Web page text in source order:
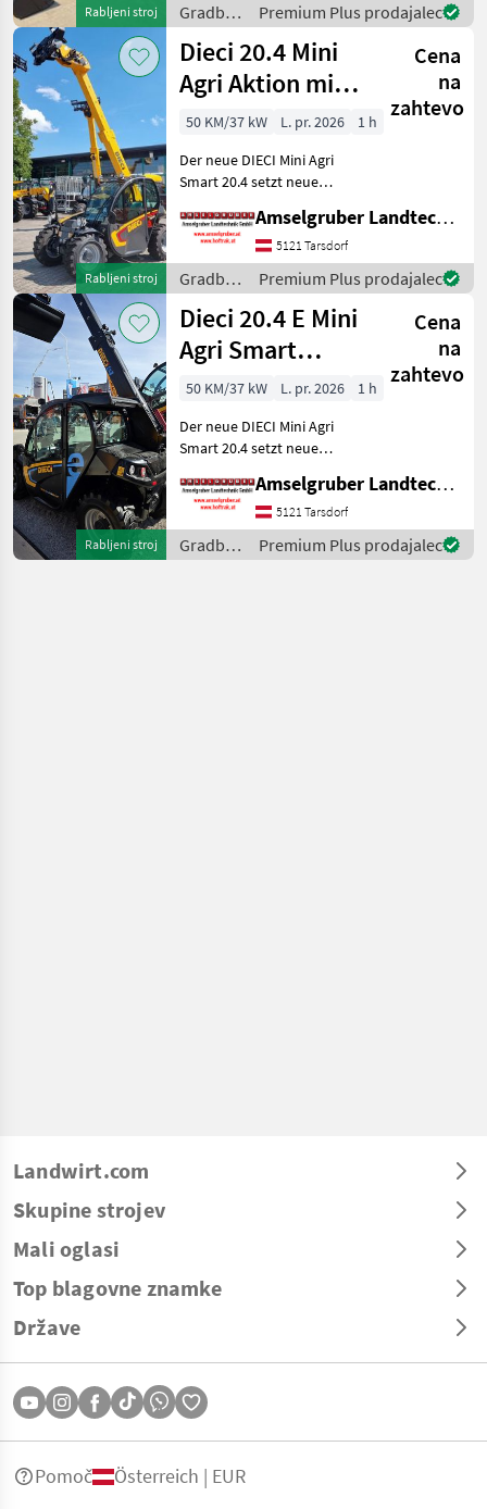
Rabljeni stroj
Gradbeni
stroji /
JCB
Premium Plus prodajalec
Rabljeni stroj
Dieci 20.4 Mini
Agri Aktion mit
Österreichpaket
Cena
na
zahtevo
50 KM/37 kW L. pr. 2026
1 h
Der neue DIECI Mini Agri
Smart 20.4 setzt neue
Teleskopladermarkt. Stufe
5 Motor - -Größte Kabine
(Baugleich vom Modell 26.6
Mini Agri) -50
Amselgruber Landtechnik GmbH
5121 Tarsdorf
Gradbeni
stroji /
Dieci
Premium Plus prodajalec
Rabljeni stroj
Dieci 20.4 E Mini
Agri Smart
ELEKTRO
Teleskoplader
TOP
Cena
na
zahtevo
50 KM/37 kW L. pr. 2026
1 h
Der neue DIECI Mini Agri
Smart 20.4 setzt neue
Teleskopladermarkt. 100 %
Elektro! -Größte Kabine
(Baugleich vom Modell 26.6
Mini Agri) -Echt
Amselgruber Landtechnik GmbH
5121 Tarsdorf
Gradbeni
stroji /
Premium Plus prodajalec
Landwirt.com
Skupine strojev
Mali oglasi
Top blagovne znamke
Države
Pomoč Österreich | EUR